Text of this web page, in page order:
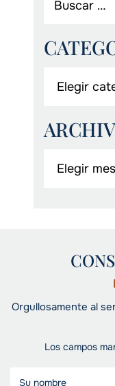
Orgullosamente al
Los campos